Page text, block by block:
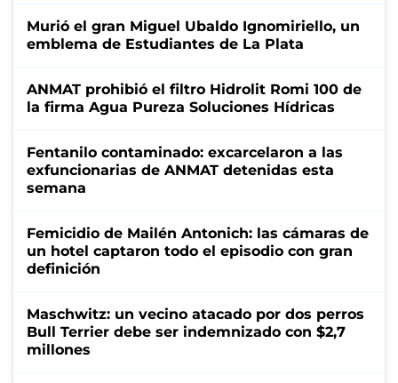
Murió el gran Miguel Ubaldo Ignomiriello, un
emblema de Estudiantes de La Plata
ANMAT prohibió el filtro Hidrolit Romi 100 de
la firma Agua Pureza Soluciones Hídricas
Fentanilo contaminado: excarcelaron a las
exfuncionarias de ANMAT detenidas esta
semana
Femicidio de Mailén Antonich: las cámaras de
un hotel captaron todo el episodio con gran
definición
Maschwitz: un vecino atacado por dos perros
Bull Terrier debe ser indemnizado con $2,7
millones